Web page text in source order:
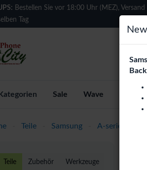
Bestellen Sie vor 18:00 Uhr (MEZ), Versand
Tag
Kategorien Sale Wave Über
Teile Samsung A-series
Teile Zubehör Werkzeuge